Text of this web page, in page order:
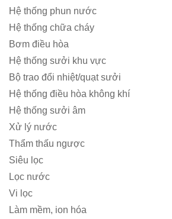
Hệ thống phun nước
Hệ thống chữa cháy
Bơm điều hòa
Hệ thống sưởi khu vực
Bộ trao đổi nhiệt/quạt sưởi
Hệ thống điều hòa không khí
Hệ thống sưởi âm
Xử lý nước
Thẩm thấu ngược
Siêu lọc
Lọc nước
Vi lọc
Làm mềm, ion hóa